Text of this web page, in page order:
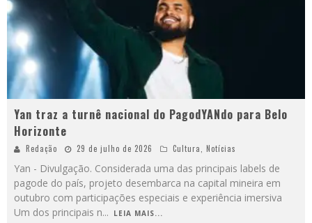
Yan traz a turnê nacional do PagodYANdo para Belo
Horizonte
Redação 29 de julho de 2026 Cultura, Notícias
Yan - Divulgação. Considerada uma das principais labels de
pagode do país, projeto desembarca na capital mineira em
outubro com participações especiais e experiência imersiva
Um dos principais n... LEIA MAIS...